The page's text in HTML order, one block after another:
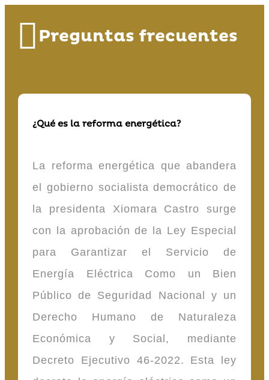
Preguntas frecuentes
¿Qué es la reforma energética?
La reforma energética que abandera
el gobierno socialista democrático de
la presidenta Xiomara Castro surge
con la aprobación de la Ley Especial
para Garantizar el Servicio de
Energía Eléctrica Como un Bien
Público de Seguridad Nacional y un
Derecho Humano de Naturaleza
Económica y Social, mediante
Decreto Ejecutivo 46-2022. Esta ley